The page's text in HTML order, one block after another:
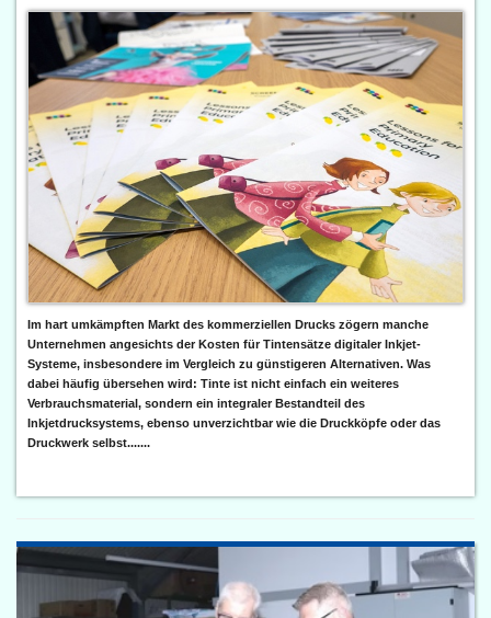
Im hart umkämpften Markt des kommerziellen Drucks zögern manche
Unternehmen angesichts der Kosten für Tintensätze digitaler Inkjet-
Systeme, insbesondere im Vergleich zu günstigeren Alternativen. Was
dabei häufig übersehen wird: Tinte ist nicht einfach ein weiteres
Verbrauchsmaterial, sondern ein integraler Bestandteil des
Inkjetdrucksystems, ebenso unverzichtbar wie die Druckköpfe oder das
Druckwerk selbst.......